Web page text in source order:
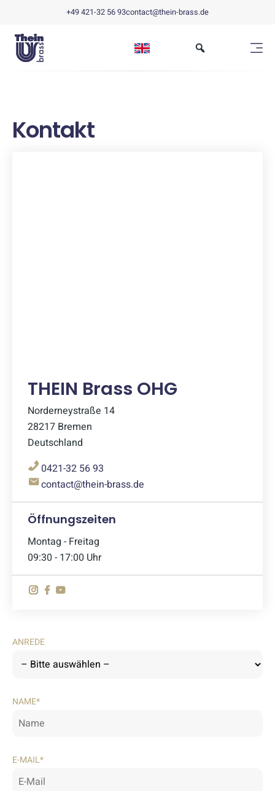
+49 421-32 56 93contact@thein-brass.de
Kontakt
THEIN Brass OHG
Norderneystraße 14
28217 Bremen
Deutschland
0421-32 56 93
contact@thein-brass.de
Öffnungszeiten
Montag - Freitag
09:30 - 17:00 Uhr
ANREDE
NAME*
E-MAIL*